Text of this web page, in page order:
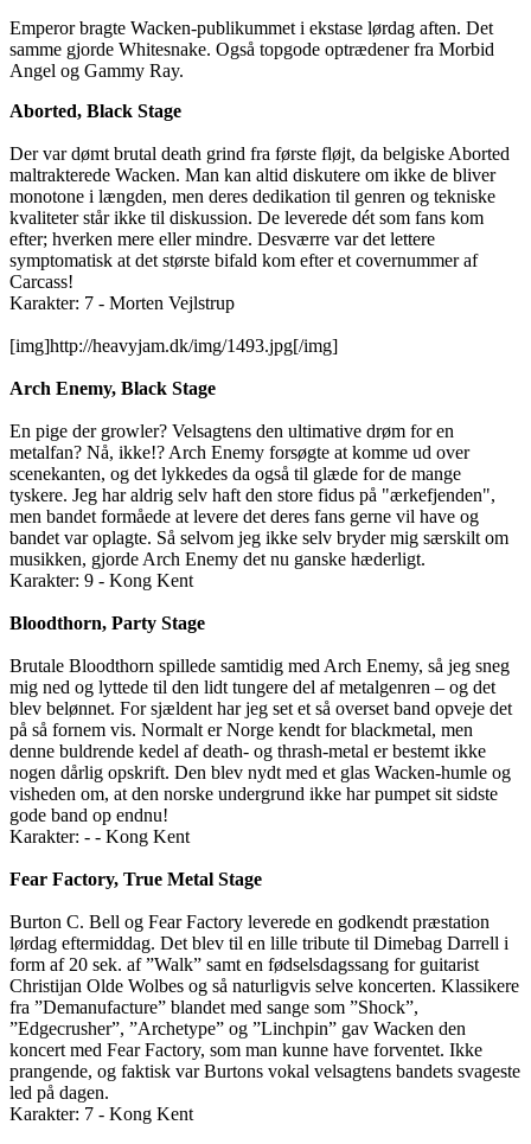
Emperor bragte Wacken-publikummet i ekstase lørdag aften. Det
samme gjorde Whitesnake. Også topgode optrædener fra Morbid
Angel og Gammy Ray.
Aborted, Black Stage
Der var dømt brutal death grind fra første fløjt, da belgiske Aborted
maltrakterede Wacken. Man kan altid diskutere om ikke de bliver
monotone i længden, men deres dedikation til genren og tekniske
kvaliteter står ikke til diskussion. De leverede dét som fans kom
efter; hverken mere eller mindre. Desværre var det lettere
symptomatisk at det største bifald kom efter et covernummer af
Carcass!
Karakter: 7 - Morten Vejlstrup
[img]http://heavyjam.dk/img/1493.jpg[/img]
Arch Enemy, Black Stage
En pige der growler? Velsagtens den ultimative drøm for en
metalfan? Nå, ikke!? Arch Enemy forsøgte at komme ud over
scenekanten, og det lykkedes da også til glæde for de mange
tyskere. Jeg har aldrig selv haft den store fidus på "ærkefjenden",
men bandet formåede at levere det deres fans gerne vil have og
bandet var oplagte. Så selvom jeg ikke selv bryder mig særskilt om
musikken, gjorde Arch Enemy det nu ganske hæderligt.
Karakter: 9 - Kong Kent
Bloodthorn, Party Stage
Brutale Bloodthorn spillede samtidig med Arch Enemy, så jeg sneg
mig ned og lyttede til den lidt tungere del af metalgenren – og det
blev belønnet. For sjældent har jeg set et så overset band opveje det
på så fornem vis. Normalt er Norge kendt for blackmetal, men
denne buldrende kedel af death- og thrash-metal er bestemt ikke
nogen dårlig opskrift. Den blev nydt med et glas Wacken-humle og
visheden om, at den norske undergrund ikke har pumpet sit sidste
gode band op endnu!
Karakter: - - Kong Kent
Fear Factory, True Metal Stage
Burton C. Bell og Fear Factory leverede en godkendt præstation
lørdag eftermiddag. Det blev til en lille tribute til Dimebag Darrell i
form af 20 sek. af ”Walk” samt en fødselsdagssang for guitarist
Christijan Olde Wolbes og så naturligvis selve koncerten. Klassikere
fra ”Demanufacture” blandet med sange som ”Shock”,
”Edgecrusher”, ”Archetype” og ”Linchpin” gav Wacken den
koncert med Fear Factory, som man kunne have forventet. Ikke
prangende, og faktisk var Burtons vokal velsagtens bandets svageste
led på dagen.
Karakter: 7 - Kong Kent